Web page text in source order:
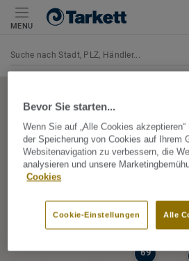
MENU
77
39
69
Bevor Sie starten...
Wenn Sie auf „Alle Cookies
der Speicherung von Cookies auf Ihrem
Websitenavigation zu verbessern, die
analysieren und unsere
Cookies
Alle
Cookie-Einstellungen